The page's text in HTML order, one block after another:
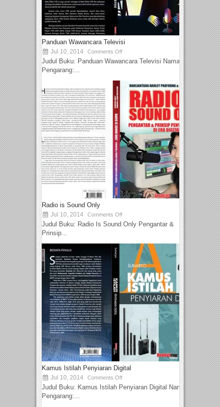
Panduan Wawancara Televisi
Jul 10, 2014 Comments Off
Judul Buku: Panduan Wawancara Televisi Nama
Pengarang:...
Radio is Sound Only
Jul 10, 2014 Comments Off
Judul Buku: Radio Is Sound Only Pengantar &
Prinsip...
Kamus Istilah Penyiaran Digital
Jul 10, 2014 Comments Off
Judul Buku: Kamus Istilah Penyiaran Digital Nama
Pengarang:...